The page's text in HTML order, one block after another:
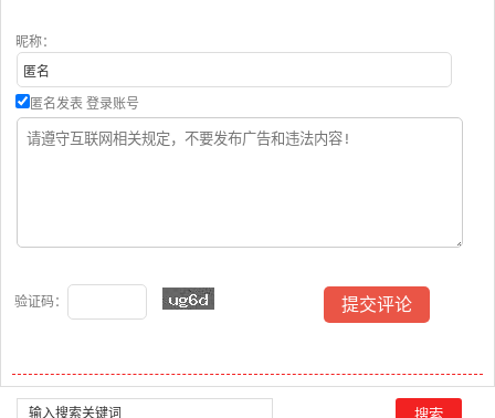
昵称：
匿名发表 登录账号
验证码：